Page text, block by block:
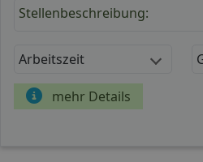
Stellenbeschreibung:
Arbeitszeit
mehr Details